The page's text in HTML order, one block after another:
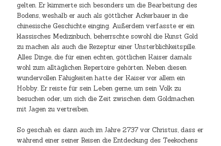
gelten. Er kümmerte sich besonders um die Bearbeitung des
Bodens, weshalb er auch als göttlicher Ackerbauer in die
chinesische Geschichte einging. Außerdem verfasste er ein
klassisches Medizinbuch, beherrschte sowohl die Kunst Gold
zu machen als auch die Rezeptur einer Unsterblichkeitspille.
Alles Dinge, die für einen echten, göttlichen Kaiser damals
wohl zum alltäglichen Repertoire gehörten. Neben diesen
wundervollen Fähigkeiten hatte der Kaiser vor allem ein
Hobby. Er reiste für sein Leben gerne, um sein Volk zu
besuchen oder, um sich die Zeit zwischen dem Goldmachen
mit Jagen zu vertreiben.
So geschah es dann auch im Jahre 2737 vor Christus, dass er
während einer seiner Reisen die Entdeckung des Teekochens